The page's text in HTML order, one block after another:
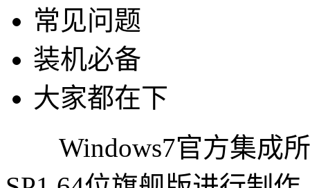
常见问题
装机必备
大家都在下
Windows7官方集成所